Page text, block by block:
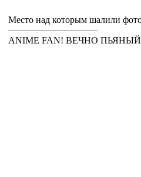
Место над которым шалили
ANIME FAN! ВЕЧНО